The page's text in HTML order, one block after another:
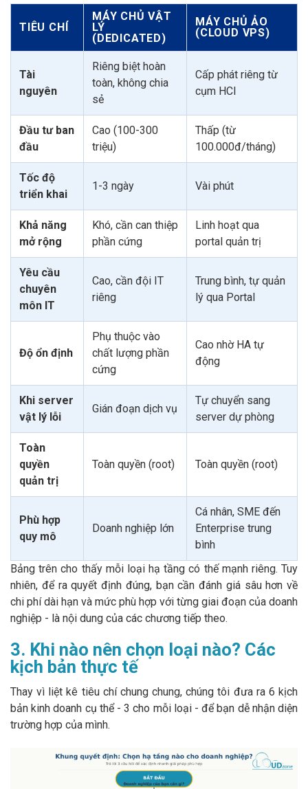
TIÊU CHÍ
MÁY CHỦ VẬT
LÝ
(DEDICATED)
MÁY CHỦ ẢO
(CLOUD VPS)
Tài
nguyên
Riêng biệt hoàn
toàn, không chia
sẻ
Cấp phát riêng từ
cụm HCI
Đầu tư ban
đầu
Cao (100-300
triệu)
Thấp (từ
100.000đ/tháng)
Tốc độ
triển khai
1-3 ngày Vài phút
Khả năng
mở rộng
Khó, cần can thiệp
phần cứng
Linh hoạt qua
portal quản trị
Yêu cầu
chuyên
môn IT
Cao, cần đội IT
riêng
Trung bình, tự quản
lý qua Portal
Độ ổn định
Phụ thuộc vào
chất lượng phần
cứng
Cao nhờ HA tự
động
Khi server
vật lý lỗi
Gián đoạn dịch vụ
Tự chuyển sang
server dự phòng
Toàn
quyền
quản trị
Toàn quyền (root) Toàn quyền (root)
Phù hợp
quy mô
Doanh nghiệp lớn
Cá nhân, SME đến
Enterprise trung
bình
Bảng trên cho thấy mỗi loại hạ tầng có thế mạnh riêng. Tuy
nhiên, để ra quyết định đúng, bạn cần đánh giá sâu hơn về
chi phí dài hạn và mức phù hợp với từng giai đoạn của doanh
nghiệp - là nội dung của các chương tiếp theo.
3. Khi nào nên chọn loại nào? Các
kịch bản thực tế
Thay vì liệt kê tiêu chí chung chung, chúng tôi đưa ra 6 kịch
bản kinh doanh cụ thể - 3 cho mỗi loại - để bạn dễ nhận diện
trường hợp của mình.